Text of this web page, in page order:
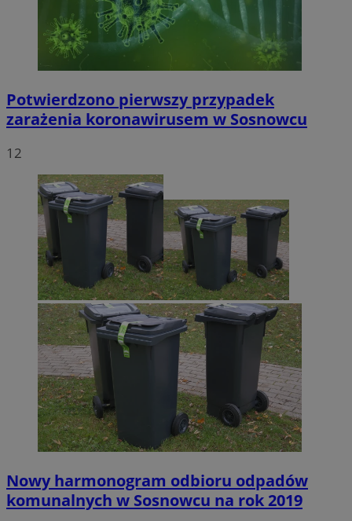
Potwierdzono pierwszy przypadek
zarażenia koronawirusem w Sosnowcu
12
Nowy harmonogram odbioru odpadów
komunalnych w Sosnowcu na rok 2019